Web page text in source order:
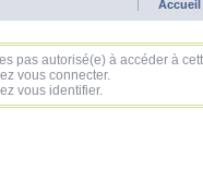
Accueil
pas autorisé(e) à accéder à
vous connecter.
vous identifier.